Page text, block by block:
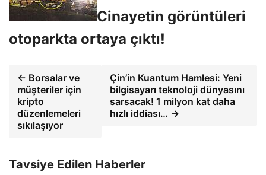
Cinayetin görüntüleri
otoparkta ortaya çıktı!
← Borsalar ve
müşteriler için
kripto
düzenlemeleri
sıkılaşıyor
Çin’in Kuantum Hamlesi: Yeni
bilgisayarı teknoloji dünyasını
sarsacak! 1 milyon kat daha
hızlı iddiası… →
Tavsiye Edilen Haberler